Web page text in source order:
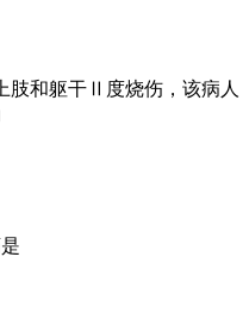
肢和躯干Ⅱ度烧伤，该病人